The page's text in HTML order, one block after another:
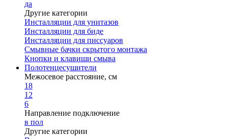
да
Другие категории
Инсталляции для унитазов
Инсталляции для биде
Инсталляции для писсуаров
Смывные бачки скрытого монтажа
Кнопки и клавиши смыва
Полотенцесушители
Межосевое расстояние, см
18
12
6
Направление подключение
в пол
Другие категории